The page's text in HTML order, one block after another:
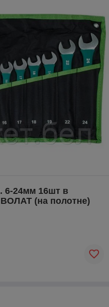
6-24мм 16шт в
(на полотне)